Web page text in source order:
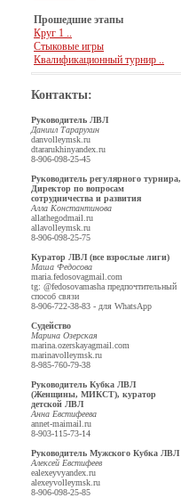
Прошедшие этапы
Круг 1 ..
Стыковые игры
Квалификационный турнир ..
Контакты:
Руководитель ЛВЛ
Даниил Тарарухин
danvolleymsk.ru
dtararukhinyandex.ru
8-906-098-25-45
Руководитель регулярного турнира,
Директор по вопросам
сотрудничества и развития
Алла Константинова
allathegodmail.ru
allavolleymsk.ru
8-906-098-25-75
Куратор ЛВЛ (все взрослые лиги)
Маша Федосова
maria.fedosovagmail.com
tg: @fedosovamasha предпочтительный
способ связи
8-906-722-38-83 - для WhatsApp
Судейство
Марина Озерская
marina.ozerskayagmail.com
marinavolleymsk.ru
8-985-760-79-38
Руководитель Кубка ЛВЛ
(Женщины, МИКСТ), куратор
детской ЛВЛ
Анна Евстифеева
annet-maimail.ru
8-903-115-73-14
Руководитель Мужского Кубка ЛВЛ
Алексей Евстифеев
ealexeyvyandex.ru
alexeyvolleymsk.ru
8-906-098-25-85